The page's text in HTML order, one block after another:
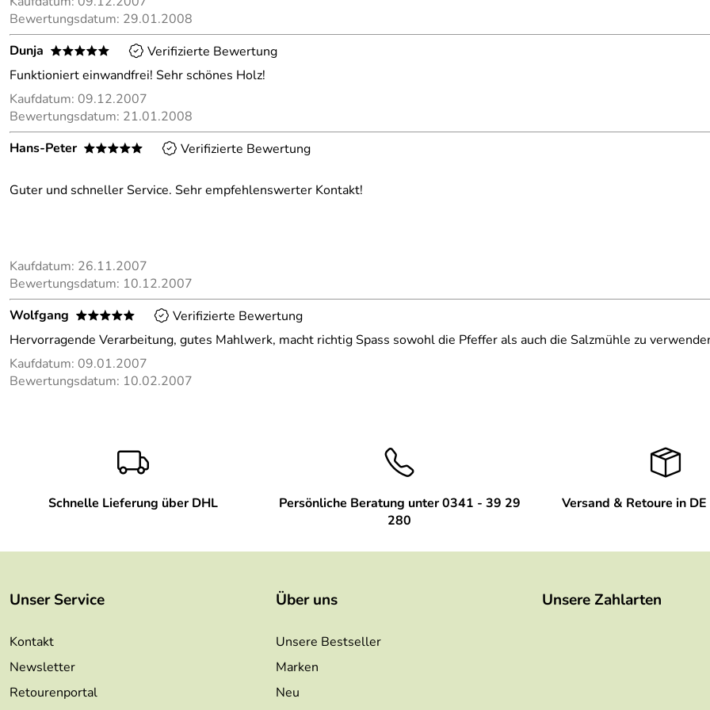
Bewertungsdatum: 29.01.2008
Dunja
*****
Verifizierte Bewertung
Funktioniert einwandfrei! Sehr schönes Holz!
Kaufdatum: 09.12.2007
Bewertungsdatum: 21.01.2008
Hans-Peter
***** Verifizierte Bewertung
Guter und schneller Service. Sehr empfehlenswerter Kontakt!
Kaufdatum: 26.11.2007
Bewertungsdatum: 10.12.2007
Wolfgang
*****
Verifizierte Bewertung
Hervorragende Verarbeitung, gutes Mahlwerk, macht richtig Spass sowohl die Pfeffer als auch die Salzmühle zu
Kaufdatum: 09.01.2007
Bewertungsdatum: 10.02.2007
Schnelle Lieferung über DHL
Persönliche Beratung unter 0341 - 39 29
280
Versand & Retoure in
Unser Service
Kontakt
Newsletter
Retourenportal
Über uns
Unsere Bestseller
Marken
Neu
Unsere Zahlarten